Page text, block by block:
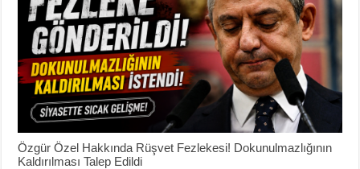
Özgür Özel Hakkında Rüşvet Fezlekesi! Dokunulmazlığının
Kaldırılması Talep Edildi